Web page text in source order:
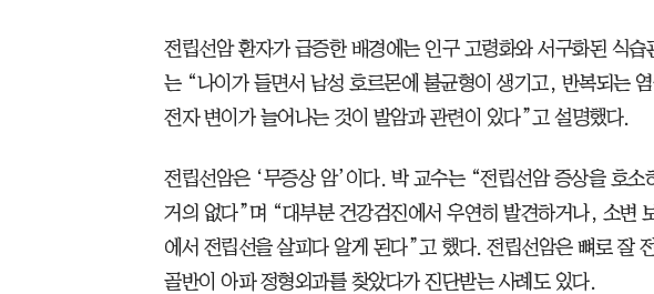
전립선암 환자가 급증한 배경에는 인구 고령화와 서구화된 식
는 “나이가 들면서 남성 호르몬에 불균형이 생기고, 반복되는
전자 변이가 늘어나는 것이 발암과 관련이 있다”고 설명했다.
전립선암은 ‘무증상 암’이다. 박 교수는 “전립선암 증상을 호소
거의 없다”며 “대부분 건강검진에서 우연히 발견하거나, 소변
에서 전립선을 살피다 알게 된다”고 했다. 전립선암은 뼈로 잘
골반이 아파 정형외과를 찾았다가 진단받는 사례도 있다.